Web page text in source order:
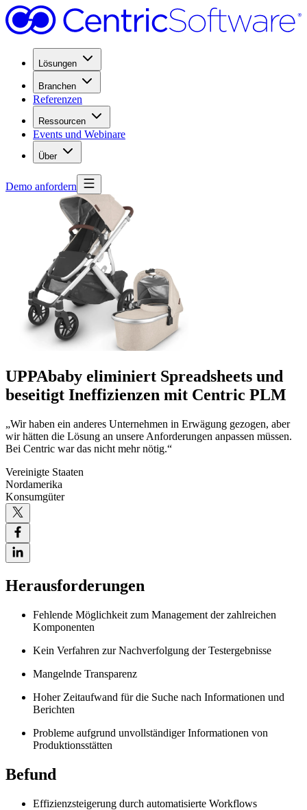
Lösungen
Branchen
Referenzen
Ressourcen
Events und Webinare
Über
Demo anfordern
UPPAbaby eliminiert Spreadsheets und
beseitigt Ineffizienzen mit Centric PLM
„Wir haben ein anderes Unternehmen in Erwägung gezogen, aber
wir hätten die Lösung an unsere Anforderungen anpassen müssen.
Bei Centric war das nicht mehr nötig.“
Vereinigte Staaten
Nordamerika
Konsumgüter
Herausforderungen
Fehlende Möglichkeit zum Management der zahlreichen
Komponenten
Kein Verfahren zur Nachverfolgung der Testergebnisse
Mangelnde Transparenz
Hoher Zeitaufwand für die Suche nach Informationen und
Berichten
Probleme aufgrund unvollständiger Informationen von
Produktionsstätten
Befund
Effizienzsteigerung durch automatisierte Workflows